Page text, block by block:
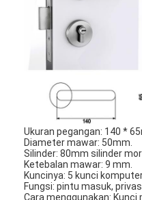
Ukuran pegangan: 140 *
Diameter mawar: 50mm.
Silinder: 80mm silinder
Ketebalan mawar: 9 mm.
Kuncinya: 5 kunci
Fungsi: pintu masuk,
Cara menggunakan: